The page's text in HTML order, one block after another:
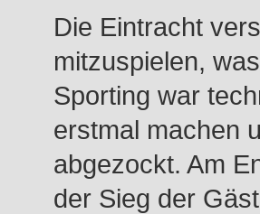
Die Eintracht
mitzuspielen,
Sporting war
erstmal machen
abgezockt. Am
der Sieg der